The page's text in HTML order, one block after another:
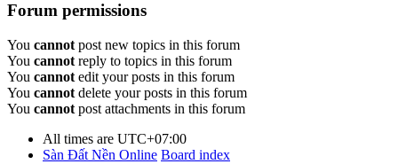
Forum permissions
You cannot post new topics in this forum
You cannot reply to topics in this forum
You cannot edit your posts in this forum
You cannot delete your posts in this forum
You cannot post attachments in this forum
All times are UTC+07:00
Sàn Đất Nền Online Board index